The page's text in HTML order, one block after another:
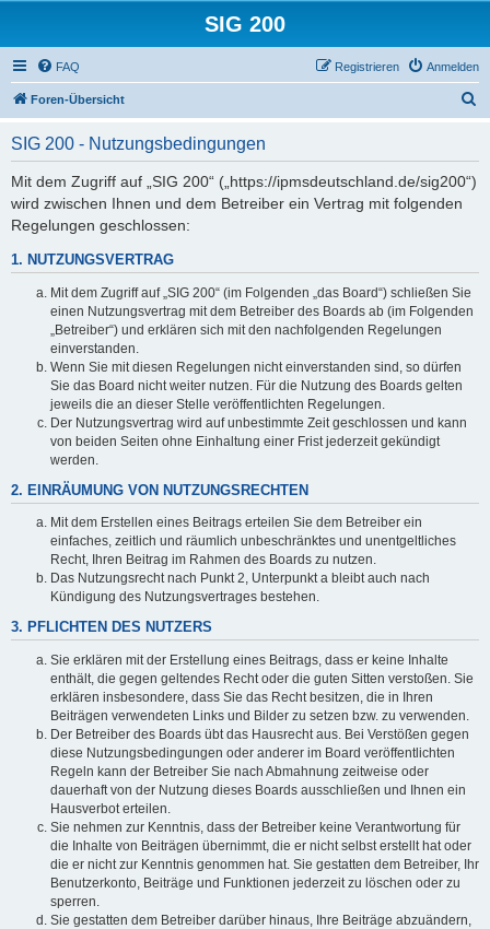
SIG 200
FAQ Anmelden
Registrieren
Foren-Übersicht
SIG 200 - Nutzungsbedingungen
Mit dem Zugriff auf „SIG 200“ („https://ipmsdeutschland.de/sig200“)
wird zwischen Ihnen und dem Betreiber ein Vertrag mit folgenden
Regelungen geschlossen:
1. NUTZUNGSVERTRAG
Mit dem Zugriff auf „SIG 200“ (im Folgenden „das Board“) schließen Sie
einen Nutzungsvertrag mit dem Betreiber des Boards ab (im Folgenden
„Betreiber“) und erklären sich mit den nachfolgenden Regelungen
einverstanden.
Wenn Sie mit diesen Regelungen nicht einverstanden sind, so dürfen
Sie das Board nicht weiter nutzen. Für die Nutzung des Boards gelten
jeweils die an dieser Stelle veröffentlichten Regelungen.
Der Nutzungsvertrag wird auf unbestimmte Zeit geschlossen und kann
von beiden Seiten ohne Einhaltung einer Frist jederzeit gekündigt
werden.
2. EINRÄUMUNG VON NUTZUNGSRECHTEN
Mit dem Erstellen eines Beitrags erteilen Sie dem Betreiber ein
einfaches, zeitlich und räumlich unbeschränktes und unentgeltliches
Recht, Ihren Beitrag im Rahmen des Boards zu nutzen.
Das Nutzungsrecht nach Punkt 2, Unterpunkt a bleibt auch nach
Kündigung des Nutzungsvertrages bestehen.
3. PFLICHTEN DES NUTZERS
Sie erklären mit der Erstellung eines Beitrags, dass er keine Inhalte
enthält, die gegen geltendes Recht oder die guten Sitten verstoßen. Sie
erklären insbesondere, dass Sie das Recht besitzen, die in Ihren
Beiträgen verwendeten Links und Bilder zu setzen bzw. zu verwenden.
Der Betreiber des Boards übt das Hausrecht aus. Bei Verstößen gegen
diese Nutzungsbedingungen oder anderer im Board veröffentlichten
Regeln kann der Betreiber Sie nach Abmahnung zeitweise oder
dauerhaft von der Nutzung dieses Boards ausschließen und Ihnen ein
Hausverbot erteilen.
Sie nehmen zur Kenntnis, dass der Betreiber keine Verantwortung für
die Inhalte von Beiträgen übernimmt, die er nicht selbst erstellt hat oder
die er nicht zur Kenntnis genommen hat. Sie gestatten dem Betreiber, Ihr
Benutzerkonto, Beiträge und Funktionen jederzeit zu löschen oder zu
sperren.
Sie gestatten dem Betreiber darüber hinaus, Ihre Beiträge abzuändern,